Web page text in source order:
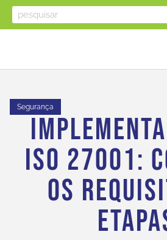
Segurança
ISO 27001:
Os